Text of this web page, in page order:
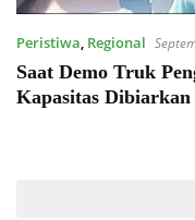
Peristiwa, Regional
Saat Demo Truk
Kapasitas